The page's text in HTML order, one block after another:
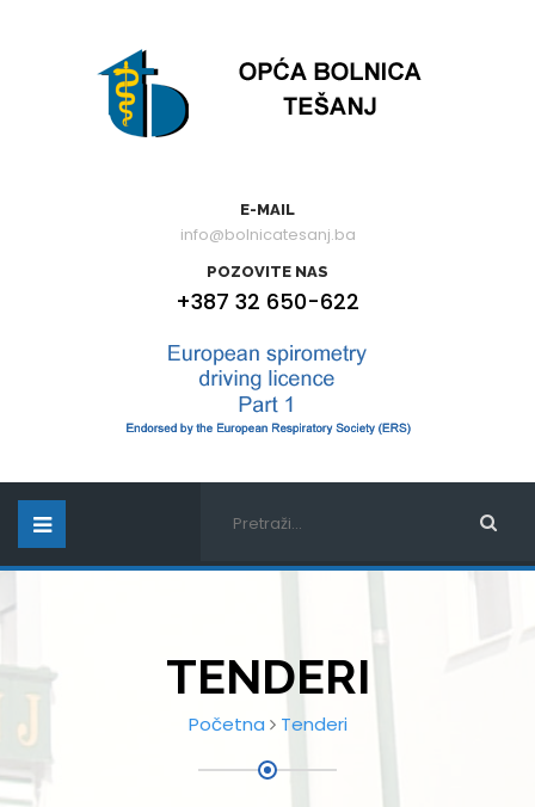
E-MAIL
info@bolnicatesanj.ba
POZOVITE NAS
+387 32 650-622
TENDERI
Početna Tenderi